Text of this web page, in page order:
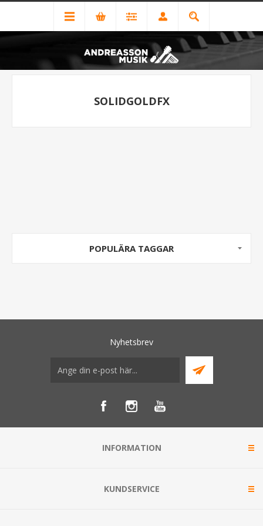
SOLIDGOLDFX
POPULÄRA TAGGAR
Nyhetsbrev
INFORMATION
KUNDSERVICE